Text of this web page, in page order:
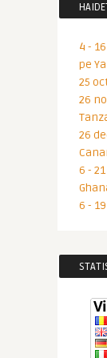
4 -
pe
25
26
26
6 -
6 -